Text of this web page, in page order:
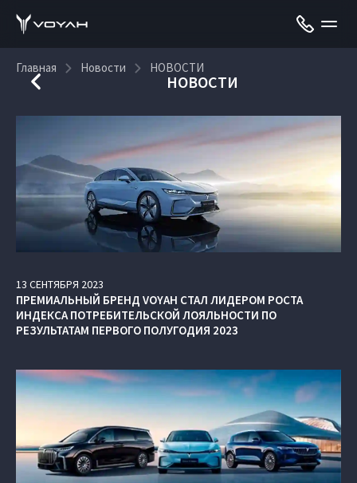
Главная Новости НОВОСТИ
НОВОСТИ
13 СЕНТЯБРЯ 2023
ПРЕМИАЛЬНЫЙ БРЕНД VOYAH СТАЛ ЛИДЕРОМ РОСТА
ИНДЕКСА ПОТРЕБИТЕЛЬСКОЙ ЛОЯЛЬНОСТИ ПО
РЕЗУЛЬТАТАМ ПЕРВОГО ПОЛУГОДИЯ 2023